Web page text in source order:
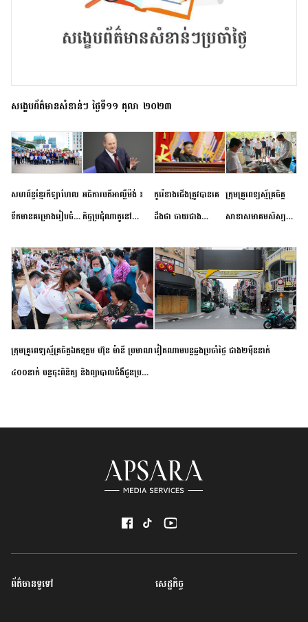
សង្ខេបព័ត៌មានសំខាន់ៗ ថ្ងៃទី១១ តុលា ២០២៣
សហព័ន្ធខ្មែរកីឡាហែល
ទឹកមានគម្រោងរៀបចំ
កម្រិតបឋម ដល់ឧត្តម
សិក្សានាពេលខាងមុខ
អធិការបតីអាល្លឺម៉ង់ ៖
កិច្ចប្រជុំណាតូនៅ
ខាងមុខនឹងបញ្ជូនសញ្ញា
នៃភាពស្អិតរមួត និង
ការប្តេជ្ញាចិត្ត
កូរ៉េខាងជើងត្រូវបានគេ
ដឹងថា ចាយជាង
អភិវឌ្ឍន៍នុយក្លេអ៊ែរ
ក្រុមគ្រូពេទ្យស្ម័គ្រចិត្ត
សាខាសមាគមសិស្ស
ខេត្តកំពង់ចាម ចុះពិនិត្យ
ពិគ្រោះជំងឺទូទៅ និងផ្តល់
ថ្នាំពេទ្យជូនប្រជាពលរដ្ឋ
រស់នៅសង្កាត់បឹងកុក
ក្រុមគ្រូពេទ្យស្ម័គ្រចិត្តឯកឧត្តម ហ៊ុន ម៉ានី ប្រមាណ
៤០០នាក់ បន្តចុះពិនិត្យ និងព្យាបាលជំងឺជូនប្រជា
វៀតណាម​បន្ត​ឆ្លង​ប្រចាំថ្ងៃ​ ​ជាង​២​ម៉ឺន​នាក់​
ព័ត៌មានទូទៅ សេដ្ឋកិច្ច